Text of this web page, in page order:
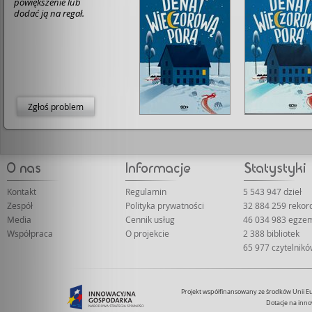
dodać ją na regał.
Zgłoś problem
Kontakt
Zespół
Media
Współpraca
Regulamin
Polityka prywatności
Cennik usług
O projekcie
5 543 947 dzieł
32 884 259
46 034 983
2 388 bibliotek
65 977
Projekt współfinansowany ze środków Unii
Dotacje na